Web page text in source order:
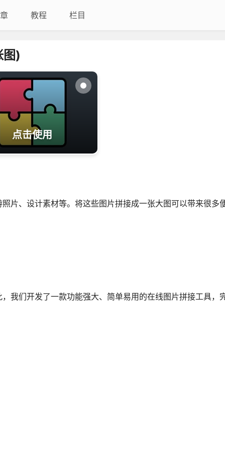
教程 栏目
图)
点击使用
片、设计素材等。将这些图片拼接成一张大图可以带来很多便
我们开发了一款功能强大、简单易用的在线图片拼接工具，